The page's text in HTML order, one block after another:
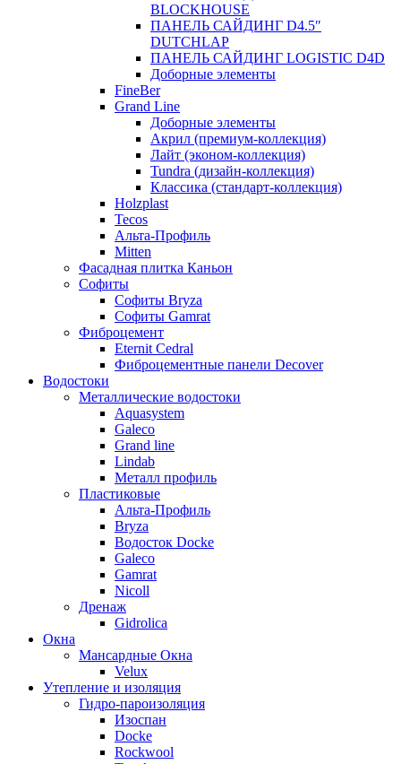
BLOCKHOUSE
ПАНЕЛЬ САЙДИНГ D4.5″
DUTCHLAP
ПАНЕЛЬ САЙДИНГ LOGISTIC D4D
Доборные элементы
FineBer
Grand Line
Доборные элементы
Акрил (премиум-коллекция)
Лайт (эконом-коллекция)
Tundra (дизайн-коллекция)
Классика (стандарт-коллекция)
Holzplast
Tecos
Альта-Профиль
Mitten
Фасадная плитка Каньон
Софиты
Софиты Bryza
Софиты Gamrat
Фиброцемент
Eternit Cedral
Фиброцементные панели Decover
Водостоки
Металлические водостоки
Aquasystem
Galeco
Grand line
Lindab
Металл профиль
Пластиковые
Альта-Профиль
Bryza
Водосток Docke
Galeco
Gamrat
Nicoll
Дренаж
Gidrolica
Окна
Мансардные Окна
Velux
Утепление и изоляция
Гидро-пароизоляция
Изоспан
Docke
Rockwool